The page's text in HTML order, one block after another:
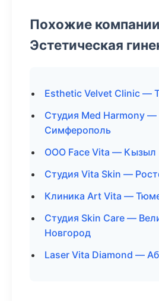
Похожие
Эстетическая
Esthetic Velvet Clinic —
Студия Med Harmony —
Симферополь
ООО Face Vita — Кызыл
Студия Vita Skin —
Клиника Art Vita —
Студия Skin Care —
Новгород
Laser Vita Diamond —